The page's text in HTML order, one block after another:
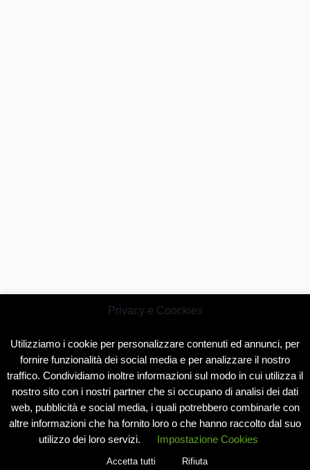
Privacy e Coockies
Utilizziamo i cookie per personalizzare contenuti ed annunci, per
fornire funzionalità dei social media e per analizzare il nostro
traffico. Condividiamo inoltre informazioni sul modo in cui utilizza il
nostro sito con i nostri partner che si occupano di analisi dei dati
web, pubblicità e social media, i quali potrebbero combinarle con
altre informazioni che ha fornito loro o che hanno raccolto dal suo
utilizzo dei loro servizi.
Impostazione Cookies
Accetta tutti Rifiuta